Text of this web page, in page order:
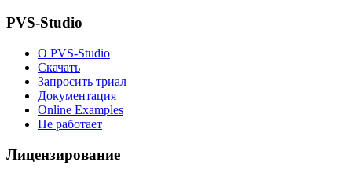
PVS-Studio
О PVS-Studio
Скачать
Запросить триал
Документация
Online Examples
Не работает
Лицензирование